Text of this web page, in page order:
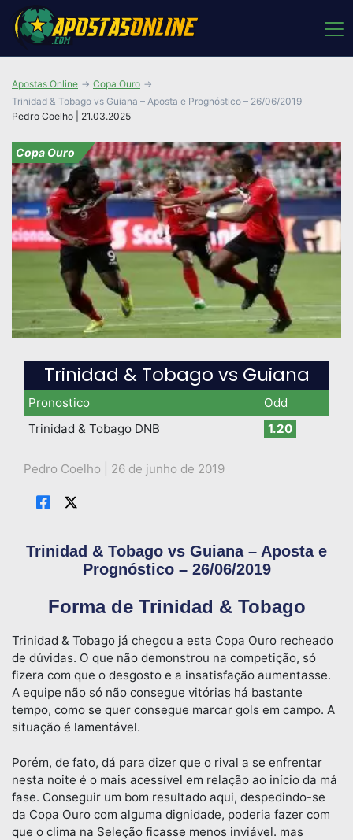
Pedro Coelho | 21.03.2025
Apostas Online
Copa Ouro
Trinidad & Tobago vs Guiana – Aposta e Prognóstico – 26/06/2019
Copa Ouro
Trinidad & Tobago vs Guiana
Pronostico
Odd
Trinidad & Tobago DNB
1.20
Pedro Coelho 26 de junho de 2019
Trinidad & Tobago vs Guiana – Aposta e
Prognóstico – 26/06/2019
Forma de Trinidad & Tobago
Trinidad & Tobago já chegou a esta Copa Ouro recheado
de dúvidas. O que não demonstrou na competição, só
fizera com que o desgosto e a insatisfação aumentasse.
A equipe não só não consegue vitórias há bastante
tempo, como se quer consegue marcar gols em campo. A
situação é lamentável.
Porém, de fato, dá para dizer que o rival a se enfrentar
nesta noite é o mais acessível em relação ao início da má
fase. Conseguir um bom resultado aqui, despedindo-se
da Copa Ouro com alguma dignidade, poderia fazer com
que o clima na Seleção ficasse menos inviável. mas